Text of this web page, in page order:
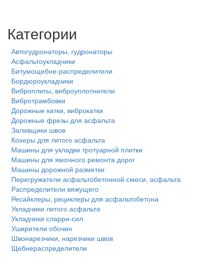
Категории
Автогудронаторы, гудронаторы
Асфальтоукладчики
Битумощебне-распределители
Бордюроукладчики
Виброплиты, виброуплотнители
Вибротрамбовки
Дорожные катки, виброкатки
Дорожные фрезы для асфальта
Заливщики швов
Кохеры для литого асфальта
Машины для укладки тротуарной плитки
Машины для ямочного ремонта дорог
Машины дорожной разметки
Перегружатели асфальтобетонной смеси, асфальта
Распределители вяжущего
Ресайклеры, рециклеры для асфальтобетона
Укладчики литого асфальта
Укладчики сларри-сил
Уширители обочин
Швонарезчики, нарезчики швов
Щебнераспределители